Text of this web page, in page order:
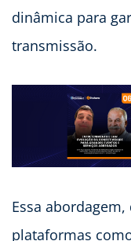
dinâmica para
transmissão.
Essa
plataformas